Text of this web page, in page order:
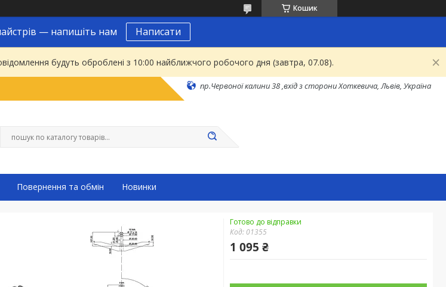
Кошик
— напишіть нам Написати
будуть оброблені з 10:00 найближчого робочого дня (завтра, 07.08).
пр.Червоної калини 38 ,вхід з сторони Хоткевича, Львів, Україна
Повернення та обмін Новинки
Готово до відправки
Код: 01355
1 095 ₴